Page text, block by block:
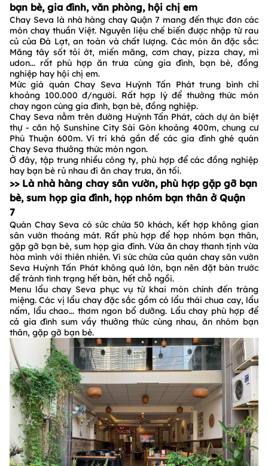
bạn bè, gia đình, văn phòng, hội chị em
Chay Seva là nhà hàng chay Quận 7 mang đến thực đơn các
món chay thuần Việt. Nguyên liệu chế biến được nhập từ rau
củ của Đà Lạt, an toàn và chất lượng. Các món ăn đặc sắc:
Măng tây sốt tỏi ớt, miến măng, cơm chay, pizza chay, mì
udon... rất phù hợp ăn trưa cùng gia đình, bạn bè, đồng
nghiệp hay hội chị em.
Mức giá quán Chay Seva Huỳnh Tấn Phát trung bình chỉ
khoảng 100.000 đ/người. Rất hợp lý để thưởng thức món
chay ngon cùng gia đình, bạn bè, đồng nghiệp.
Chay Seva nằm trên đường Huỳnh Tấn Phát, cách dự án biệt
thự - căn hộ Sunshine City Sài Gòn khoảng 400m, chung cư
Phú Thuận 600m. Ví trí khá gần để các gia đình ghé quán
Chay Seva thưởng thức món ngon.
Ở đây, tập trung nhiều công ty, phù hợp để các đồng nghiệp
hay bạn bè rủ nhau đi ăn chay trưa, ăn tối.
>> Là nhà hàng chay sân vườn, phù hợp gặp gỡ bạn
bè, sum họp gia đình, họp nhóm bạn thân ở Quận
7
Quán Chay Seva có sức chứa 50 khách, kết hợp không gian
sân vườn thoáng mát. Rất phù hợp để họp nhóm bạn thân,
gặp gỡ bạn bè, sum họp gia đình. Vừa ăn chay thanh tịnh vừa
hòa mình với thiên nhiên. Vì sức chứa của quán chay sân vườn
Seva Huỳnh Tấn Phát không quá lớn, bạn nên đặt bàn trước
để tránh tình trạng hết bàn, hết chỗ ngồi.
Menu lẩu chay Seva phục vụ từ khai món chính đến tráng
miệng. Các vị lẩu chay đặc sắc gồm có lẩu thái chua cay, lẩu
nấm, lẩu chao... thơm ngon bổ dưỡng. Lẩu chay phù hợp để
cả gia đình sum vầy thưởng thức cùng nhau, ăn nhóm bạn
thân, gặp gỡ bạn bè.